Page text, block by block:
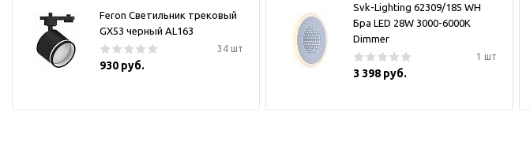
Feron Светильник трековый
GX53 черный AL163
34 шт
930 руб.
Svk-Lighting 62309/185 WH
Бра LED 28W 3000-6000K
Dimmer
1 шт
3 398 руб.